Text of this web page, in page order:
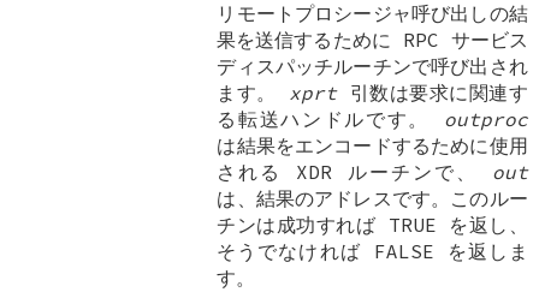
リモートプロシージャ呼び出しの結
果を送信するために RPC サービス
ディスパッチルーチンで呼び出され
ます。 xprt引数は要求に関連す
る転送ハンドルです。 outproc
は結果をエンコードするために使用
される XDR ルーチンで、 out
は、結果のアドレスです。このルー
チンは成功すれば TRUE を返し、
そうでなければ FALSE を返しま
す。